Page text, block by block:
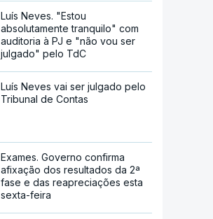
Luís Neves. "Estou
absolutamente tranquilo" com
auditoria à PJ e "não vou ser
julgado" pelo TdC
Luís Neves vai ser julgado pelo
Tribunal de Contas
Exames. Governo confirma
afixação dos resultados da 2ª
fase e das reapreciações esta
sexta-feira